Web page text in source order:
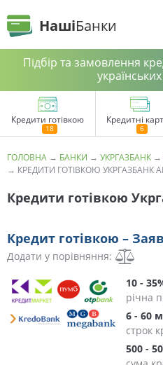
НашіБанки
Підбір та замовлення
Кредити готівкою Кредитні
ГОЛОВНА → БАНКИ → УКРГАЗБАНК →
→ КРЕДИТИ ГОТІВКОЮ УКРГАЗБАНК
Кредити готівкою
Кредит готівкою –
Додати у порівняння:
10 -
річна
6 - 60
строк
500 -